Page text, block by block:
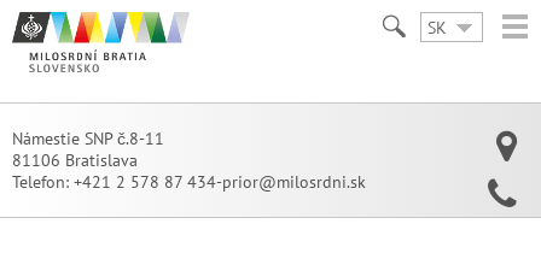
SK
Námestie SNP č.8-11
81106 Bratislava
Telefon: +421 2 578 87 434-prior@milosrdni.sk